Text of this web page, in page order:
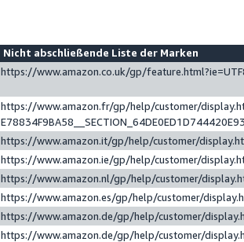
Nicht abschließende Liste der Marken
https://www.amazon.co.uk/gp/
https://www.amazon.fr/gp/help/customer/
https://www.amazon.it/gp/help/customer/
https://www.amazon.ie/gp/help/customer/
https://www.amazon.nl/gp/help/customer/
https://www.amazon.es/gp/help/customer/
https://www.amazon.de/gp/help/customer/
https://www.amazon.de/gp/help/customer/